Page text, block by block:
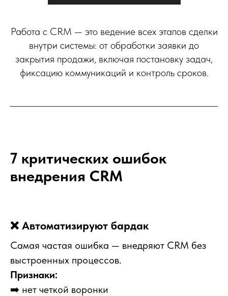
Работа с CRM — это ведение всех этапов сделки
внутри системы: от обработки заявки до
закрытия продажи, включая постановку задач,
фиксацию коммуникаций и контроль сроков.
7 критических ошибок
внедрения CRM
❌ Автоматизируют бардак
Самая частая ошибка — внедряют CRM без
выстроенных процессов.
Признаки:
➡️ нет четкой воронки